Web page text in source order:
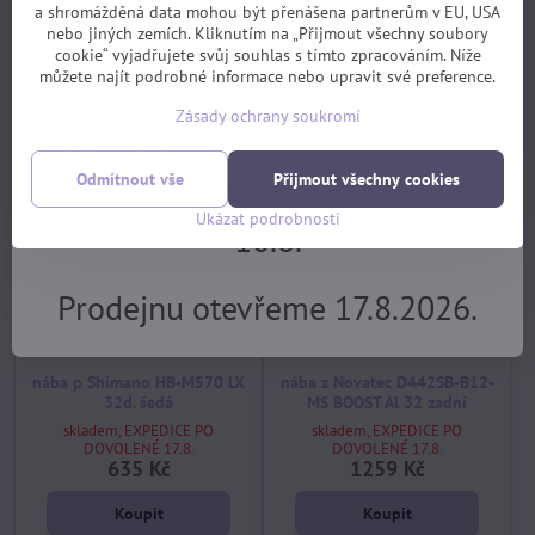
skladem, EXPEDICE PO
DOVOLENÉ 17.8.
520 Kč
Koupit
skladem, EXPEDICE PO
DOVOLENÉ 17.8.
199 Kč
skladem, EXPEDICE PO
DOVOLENÉ 17.8.
635 Kč
Koupit
skladem, EXPEDICE PO
DOVOLENÉ 17.8.
1259 Kč
Koupit
a shromážděná data mohou být přenášena partnerům v EU, USA
nebo jiných zemích. Kliknutím na „Přijmout všechny soubory
cookie“ vyjadřujete svůj souhlas s tímto zpracováním. Níže
můžete najít podrobné informace nebo upravit své preference.
Zásady ochrany soukromí
Ukázat podrobnosti
Přijmout všechny cookies
Odmítnout vše
Objednávky z e-shopu budeme
vyřizovat 17.8.
Servis pro předem objednané
zákazníky bude v provozu od
10.8.
Prodejnu otevřeme 17.8.2026.